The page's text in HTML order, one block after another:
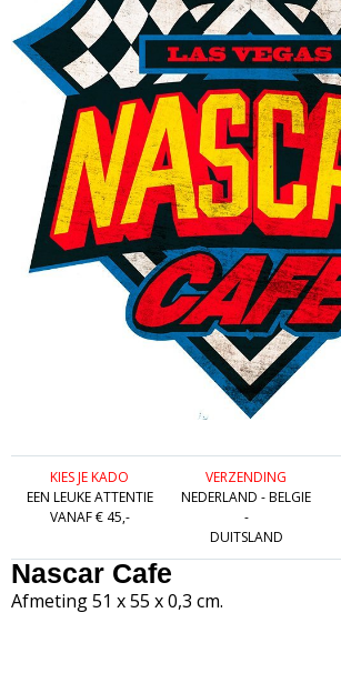
KIES JE KADO
EEN LEUKE ATTENTIE
VANAF € 45,-
VERZENDING
NEDERLAND - BELGIE
-
DUITSLAND
Nascar Cafe
Afmeting 51 x 55 x 0,3 cm.